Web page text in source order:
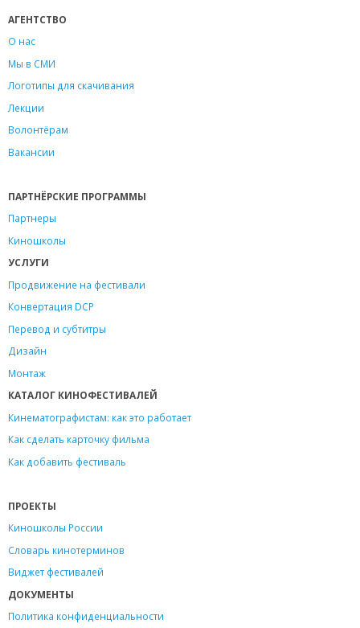
АГЕНТСТВО
О нас
Мы в СМИ
Логотипы для скачивания
Лекции
Волонтёрам
Вакансии
ПАРТНЁРСКИЕ ПРОГРАММЫ
Партнеры
Киношколы
УСЛУГИ
Продвижение на фестивали
Конвертация DCP
Перевод и субтитры
Дизайн
Монтаж
КАТАЛОГ КИНОФЕСТИВАЛЕЙ
Кинематографистам: как это работает
Как сделать карточку фильма
Как добавить фестиваль
ПРОЕКТЫ
Киношколы России
Словарь кинотерминов
Виджет фестивалей
ДОКУМЕНТЫ
Политика конфиденциальности